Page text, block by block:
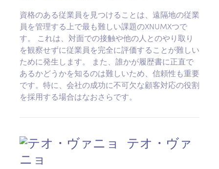
資格のある従業員を見つけることは、遠隔地の従業
員を管理する上で最も難しい課題のXNUMXつで
す。 これは、対面での接触や他の人とのやり取り
を観察せずに従業員を完全に評価することが難しい
ために発生します。 また、誰かが履歴書に正直で
あるかどうかを知るのは難しいため、信頼性も重要
です。特に、会社の成功に不可欠な顧客対応の役割
を採用する場合はなおさらです。
テオ・ヴァ
ニョ